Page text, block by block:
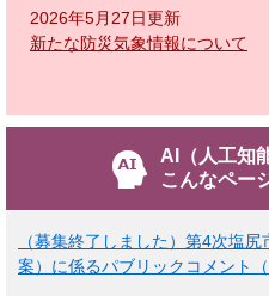
2026年5月27日更新
新たな防災気象情報について
AI（人工知
こんなペー
（募集終了しました）第4次塩
案）に係るパブリックコメント